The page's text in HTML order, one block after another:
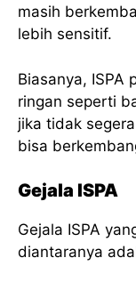
masih
lebih sensitif.
Biasanya, ISPA
ringan seperti
jika tidak
bisa
Gejala ISPA
Gejala ISPA
diantaranya